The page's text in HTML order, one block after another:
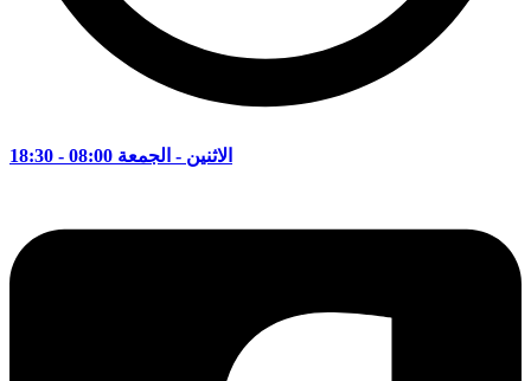
الاثنين - الجمعة 08:00 - 18:30